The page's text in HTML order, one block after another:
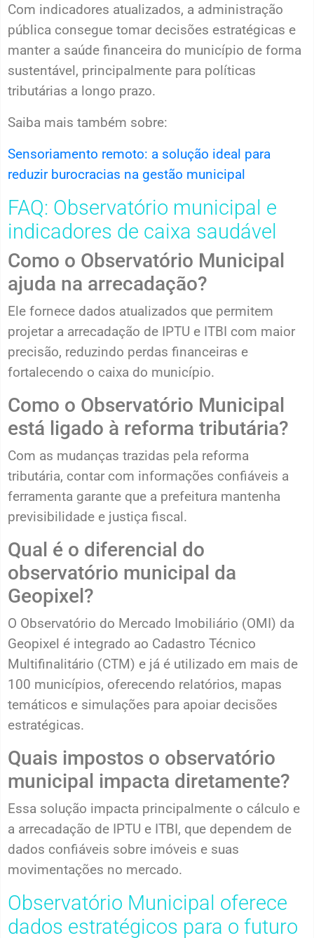
Com indicadores atualizados, a administração
pública consegue tomar decisões estratégicas e
manter a saúde financeira do município de forma
sustentável, principalmente para políticas
tributárias a longo prazo.
Saiba mais também sobre:
Sensoriamento remoto: a solução ideal para
reduzir burocracias na gestão municipal
FAQ: Observatório municipal e
indicadores de caixa saudável
Como o Observatório Municipal
ajuda na arrecadação?
Ele fornece dados atualizados que permitem
projetar a arrecadação de IPTU e ITBI com maior
precisão, reduzindo perdas financeiras e
fortalecendo o caixa do município.
Como o Observatório Municipal
está ligado à reforma tributária?
Com as mudanças trazidas pela reforma
tributária, contar com informações confiáveis a
ferramenta garante que a prefeitura mantenha
previsibilidade e justiça fiscal.
Qual é o diferencial do
observatório municipal da
Geopixel?
O Observatório do Mercado Imobiliário (OMI) da
Geopixel é integrado ao Cadastro Técnico
Multifinalitário (CTM) e já é utilizado em mais de
100 municípios, oferecendo relatórios, mapas
temáticos e simulações para apoiar decisões
estratégicas.
Quais impostos o observatório
municipal impacta diretamente?
Essa solução impacta principalmente o cálculo e
a arrecadação de IPTU e ITBI, que dependem de
dados confiáveis sobre imóveis e suas
movimentações no mercado.
Observatório Municipal oferece
dados estratégicos para o futuro